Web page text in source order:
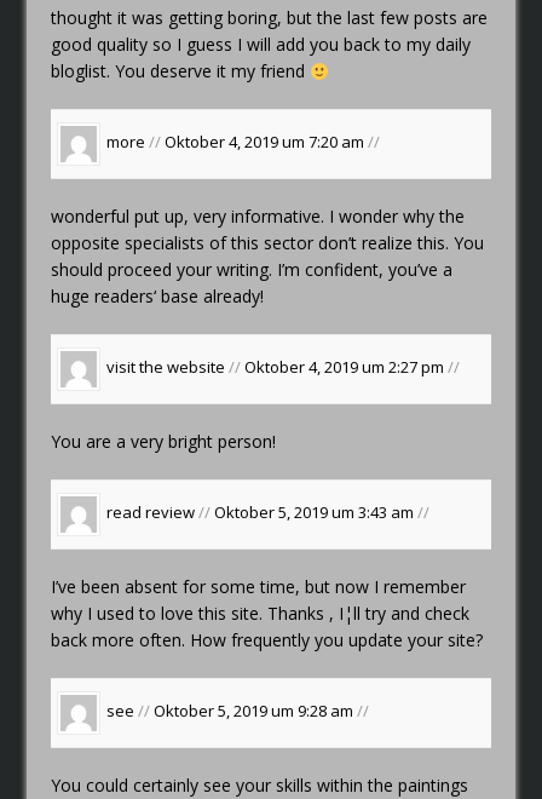
thought it was getting boring, but the last few posts are
good quality so I guess I will add you back to my daily
bloglist. You deserve it my friend
more //Oktober 4, 2019 um 7:20 am//
wonderful put up, very informative. I wonder why the
opposite specialists of this sector don’t realize this. You
should proceed your writing. I’m confident, you’ve a
huge readers‘ base already!
visit the website //Oktober 4, 2019 um 2:27 pm//
You are a very bright person!
read review//Oktober 5, 2019 um 3:43 am//
I’ve been absent for some time, but now I remember
why I used to love this site. Thanks , I¦ll try and check
back more often. How frequently you update your site?
see //Oktober 5, 2019 um 9:28 am//
You could certainly see your skills within the paintings